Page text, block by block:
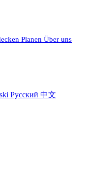
Planen Über uns
Русский 中文